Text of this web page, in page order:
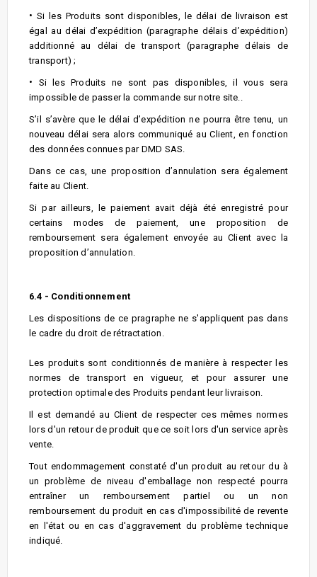
• Si les Produits sont disponibles, le délai de livraison est
égal au délai d’expédition (paragraphe délais d’expédition)
additionné au délai de transport (paragraphe délais de
transport) ;
• Si les Produits ne sont pas disponibles, il vous sera
impossible de passer la commande sur notre site..
S’il s’avère que le délai d’expédition ne pourra être tenu, un
nouveau délai sera alors communiqué au Client, en fonction
des données connues par DMD SAS.
Dans ce cas, une proposition d’annulation sera également
faite au Client.
Si par ailleurs, le paiement avait déjà été enregistré pour
certains modes de paiement, une proposition de
remboursement sera également envoyée au Client avec la
proposition d’annulation.
6.4 - Conditionnement
Les dispositions de ce pragraphe ne s'appliquent pas dans
le cadre du droit de rétractation.
Les produits sont conditionnés de manière à respecter les
normes de transport en vigueur, et pour assurer une
protection optimale des Produits pendant leur livraison.
Il est demandé au Client de respecter ces mêmes normes
lors d'un retour de produit que ce soit lors d'un service après
vente.
Tout endommagement constaté d'un produit au retour du à
un problème de niveau d'emballage non respecté pourra
entraîner un remboursement partiel ou un non
remboursement du produit en cas d'impossibilité de revente
en l'état ou en cas d'aggravement du problème technique
indiqué.